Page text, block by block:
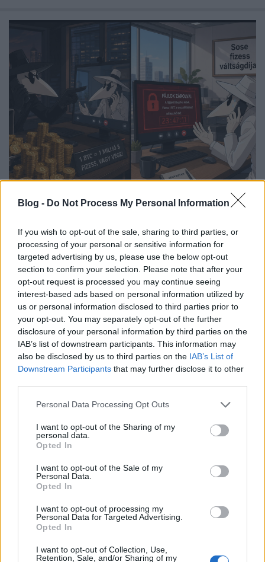
Blog - Do Not Process My Personal Information
If you wish to opt-out of the sale, sharing to third parties, or
processing of your personal or sensitive information for
targeted advertising by us, please use the below opt-out
section to confirm your selection. Please note that after your
opt-out request is processed you may continue seeing
interest-based ads based on personal information utilized by
us or personal information disclosed to third parties prior to
your opt-out. You may separately opt-out of the further
disclosure of your personal information by third parties on the
IAB’s list of downstream participants. This information may
also be disclosed by us to third parties on the IAB’s List of
Downstream Participants that may further disclose it to other
Please note that this website/app uses one or more Google
not limited to your visit or usage behaviour. You may click to
grant or deny consent to Google and its third-party tags to
use your data for below specified purposes in below Google
consent section.
Personal Data Processing Opt Outs
I want to opt-out of the Sharing of my
personal data.
Opted In
I want to opt-out of the Sale of my
Personal Data.
Opted In
I want to opt-out of processing my
Personal Data for Targeted Advertising.
Opted In
I want to opt-out of Collection, Use,
Retention, Sale, and/or Sharing of my
Nyerni nem lehet, döntetlen elérni
lehet
Csizmazia Darab István [Rambo] •2026. július 23.
Ezzel a Murphy törvénnyel nagyjából le is írtuk a
ransomware támadásokkal kapcsolatos jellegzetes
alapszituációt.Egyes váltságdíj fizető ...
Már bocsánat. Elnézést!
Csizmazia Darab István [Rambo] • 2026. július 20.